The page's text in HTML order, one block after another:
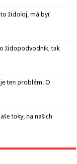
židoloj, má byť
židopodvodník, tak
ten problém. O
toky, na našich